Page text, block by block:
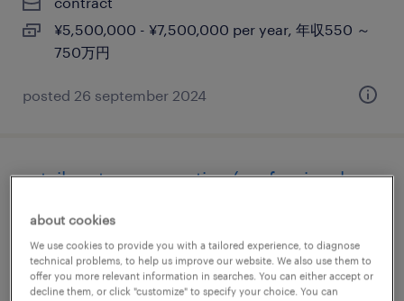
¥5,500,000 - ¥7,500,000 per year, 年収550 ～
750万円
posted 26 september 2024
retail systems operation (professional
東京23区, 東京都
contract
about cookies
We use cookies to provide you with a tailored experience, to diagnose
technical problems, to help us improve our website. We also use them to
offer you more relevant information in searches. You can either accept or
decline them, or click "customize" to specify your choice. You can